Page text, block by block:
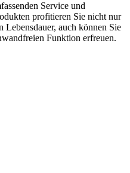
Service und
profitieren Sie nicht nur
Lebensdauer, auch können Sie
Funktion erfreuen.